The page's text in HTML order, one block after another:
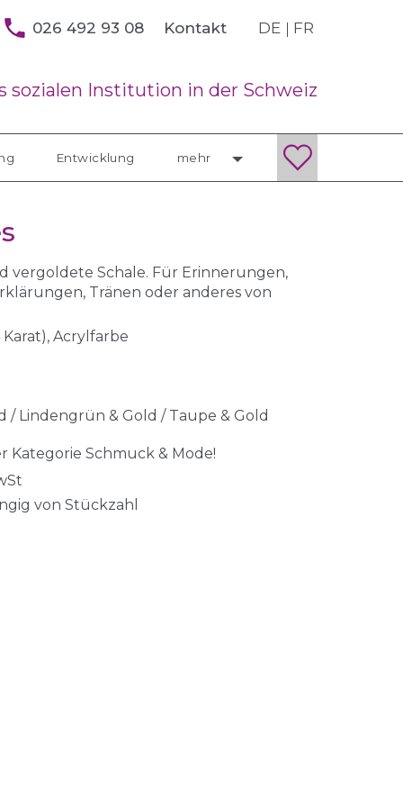
026 492 93 08 Kontakt DE FR
sozialen Institution in der Schweiz
Entwicklung mehr
vergoldete Schale. Für Erinnerungen,
Tränen oder anderes von
Acrylfarbe
/ Lindengrün & Gold / Taupe & Gold
Kategorie Schmuck & Mode!
von Stückzahl